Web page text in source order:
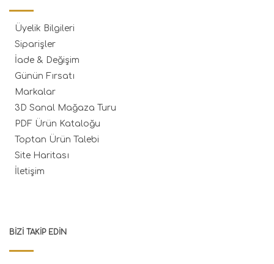
Üyelik Bilgileri
Siparişler
İade & Değişim
Günün Fırsatı
Markalar
3D Sanal Mağaza Turu
PDF Ürün Kataloğu
Toptan Ürün Talebi
Site Haritası
İletişim
BIZI TAKIP EDIN